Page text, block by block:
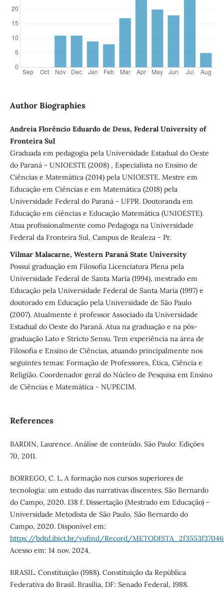
Author Biographies
Andreia Florêncio Eduardo de Deus, Federal University of
Fronteira Sul
Graduada em pedagogia pela Universidade Estadual do Oeste
do Paraná - UNIOESTE (2008) , Especialista no Ensino de
Ciências e Matemática (2014) pela UNIOESTE. Mestre em
Educação em Ciências e em Matemática (2018) pela
Universidade Federal do Paraná - UFPR. Doutoranda em
Educação em ciências e Educação Matemática (UNIOESTE).
Atua profissionalmente como Pedagoga na Universidade
Federal da Fronteira Sul, Campus de Realeza - Pr.
Vilmar Malacarne, Western Paraná State University
Possui graduação em Filosofia Licenciatura Plena pela
Universidade Federal de Santa Maria (1994), mestrado em
Educação pela Universidade Federal de Santa Maria (1997) e
doutorado em Educação pela Universidade de São Paulo
(2007). Atualmente é professor Associado da Universidade
Estadual do Oeste do Paraná. Atua na graduação e na pós-
graduação Lato e Stricto Sensu. Tem experiência na área de
Filosofia e Ensino de Ciências, atuando principalmente nos
seguintes temas: Formação de Professores, Ética, Ciência e
Religião. Coordenador geral do Núcleo de Pesquisa em Ensino
de Ciências e Matemática - NUPECIM.
References
BARDIN, Laurence. Análise de conteúdo. São Paulo: Edições
70, 2011.
BORREGO, C. L. A formação nos cursos superiores de
tecnologia: um estudo das narrativas discentes. São Bernardo
do Campo, 2020. 138 f. Dissertação (Mestrado em Educação) -
Universidade Metodista de São Paulo, São Bernardo do
Campo, 2020. Disponível em:
https://bdtd.ibict.br/vufind/Record/
Acesso em: 14 nov. 2024.
BRASIL. Constituição (1988). Constituição da República
Federativa do Brasil. Brasília, DF: Senado Federal, 1988.